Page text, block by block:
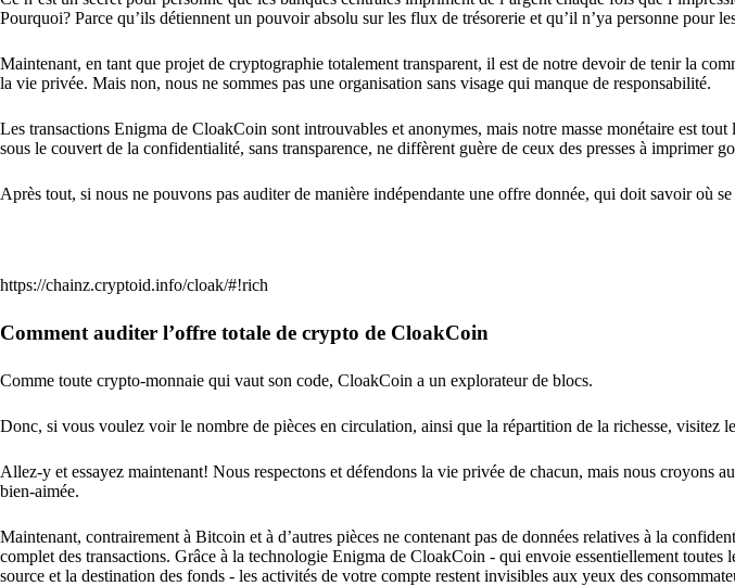
Pourquoi? Parce qu’ils détiennent un pouvoir absolu sur les flux de trésorerie et qu’il n’ya personne pour
Maintenant, en tant que projet de cryptographie totalement transparent, il est de notre devoir de tenir la
la vie privée. Mais non, nous ne sommes pas une organisation sans visage qui manque de responsabilité.
Les transactions Enigma de CloakCoin sont introuvables et anonymes, mais notre masse monétaire est
sous le couvert de la confidentialité, sans transparence, ne diffèrent guère de ceux des presses à imprimer
Après tout, si nous ne pouvons pas auditer de manière indépendante une offre donnée, qui doit savoir où
https://chainz.cryptoid.info/cloak/#!rich
Comment auditer l’offre totale de crypto de CloakCoin
Comme toute crypto-monnaie qui vaut son code, CloakCoin a un explorateur de blocs.
Donc, si vous voulez voir le nombre de pièces en circulation, ainsi que la répartition de la richesse, visitez le
Allez-y et essayez maintenant! Nous respectons et défendons la vie privée de chacun, mais nous croyons
bien-aimée.
Maintenant, contrairement à Bitcoin et à d’autres pièces ne contenant pas de données relatives à la
complet des transactions. Grâce à la technologie Enigma de CloakCoin - qui envoie essentiellement toutes
source et la destination des fonds - les activités de votre compte restent invisibles aux yeux des